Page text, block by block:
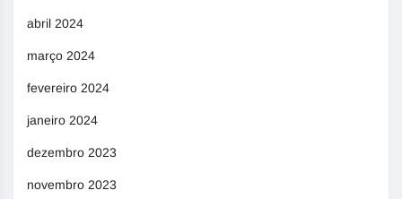
abril 2024
março 2024
fevereiro 2024
janeiro 2024
dezembro 2023
novembro 2023